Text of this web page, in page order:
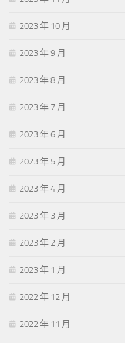
2023 年 10 月
2023 年 9 月
2023 年 8 月
2023 年 7 月
2023 年 6 月
2023 年 5 月
2023 年 4 月
2023 年 3 月
2023 年 2 月
2023 年 1 月
2022 年 12 月
2022 年 11 月